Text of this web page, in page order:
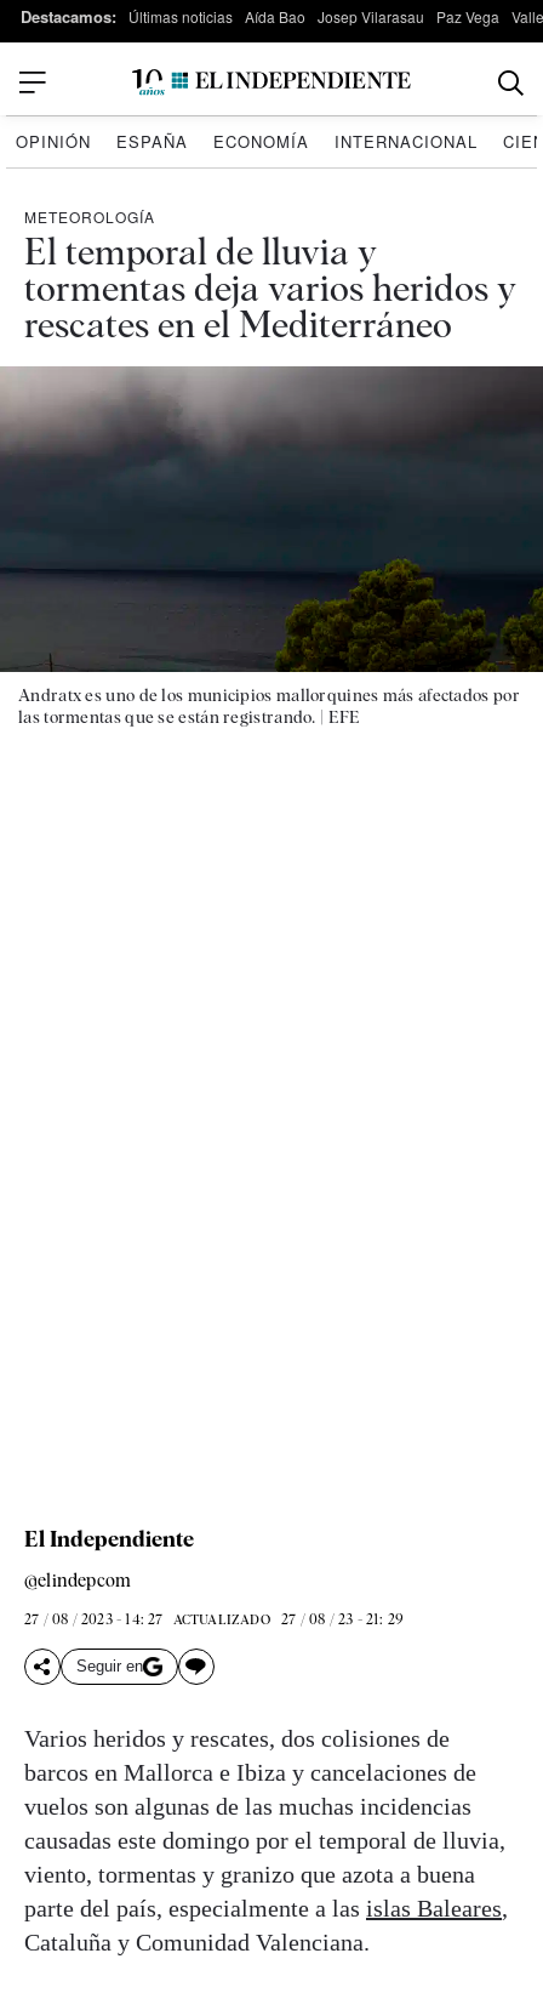
Destacamos: Últimas noticias Aída Bao Josep Vilarasau Paz Vega
OPINIÓN ESPAÑA ECONOMÍA INTERNACIONAL
METEOROLOGÍA
El temporal de lluvia y
tormentas deja varios heridos y
rescates en el Mediterráneo
Andratx es uno de los municipios mallorquines más afectados por
las tormentas que se están registrando. | EFE
El Independiente
@elindepcom
27 / 08 / 2023 - 14: 27 ACTUALIZADO 27 / 08 / 23 - 21: 29
Seguir en
Varios heridos y rescates, dos colisiones de
barcos en Mallorca e Ibiza y cancelaciones de
vuelos son algunas de las muchas incidencias
causadas este domingo por el temporal de lluvia,
viento, tormentas y granizo que azota a buena
parte del país, especialmente a las islas Baleares,
Cataluña y Comunidad Valenciana.